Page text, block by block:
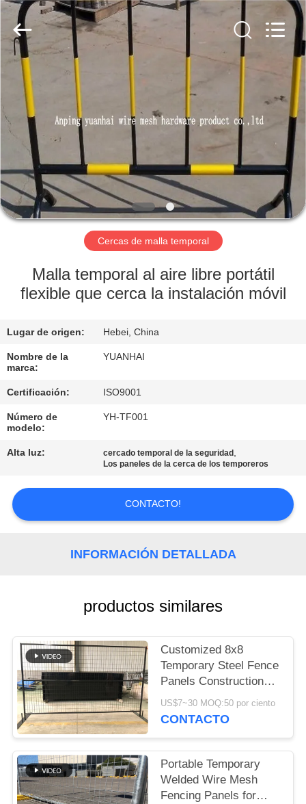
HOGAR
PRODUCTOS
SHOW
SOBRE
NOSOTROS
VIAJE
LA
FÁBRICA
CONTROL
DE
CALIDAD
ÉNTRENOS
EN
NOTICIAS
PIDA
UNA
CITA
MAPA
DEL
SITIO
Anping
yuanhai
mesh
products
Ltd.
Reserved.
Cercas de malla temporal
Malla temporal al aire libre portátil
flexible que cerca la instalación móvil
Lugar de origen: Hebei, China
Nombre de la
marca:
YUANHAI
Certificación: ISO9001
Número de
modelo:
YH-TF001
Alta luz: cercado temporal de la seguridad ,
Los paneles de la cerca de los temporeros
CONTACTO!
INFORMACIÓN DETALLADA
productos similares
Customized 8x8
Temporary Steel Fence
Panels Construction
protection
US$7~30 MOQ:50 por ciento
CONTACTO
Portable Temporary
Welded Wire Mesh
Fencing Panels for